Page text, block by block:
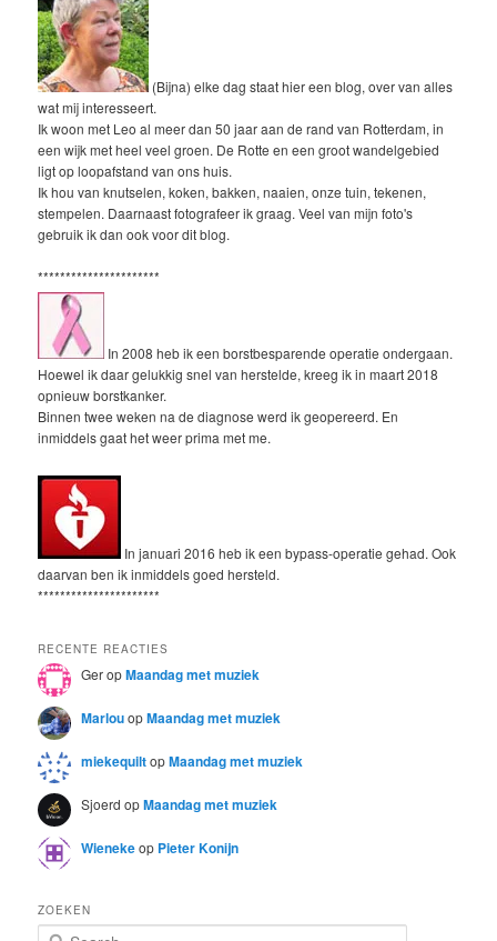
(Bijna) elke dag staat hier een blog, over van alles
wat mij interesseert.
Ik woon met Leo al meer dan 50 jaar aan de rand van Rotterdam, in
een wijk met heel veel groen. De Rotte en een groot wandelgebied
ligt op loopafstand van ons huis.
Ik hou van knutselen, koken, bakken, naaien, onze tuin, tekenen,
stempelen. Daarnaast fotografeer ik graag. Veel van mijn foto's
gebruik ik dan ook voor dit blog.
**********************
In 2008 heb ik een borstbesparende operatie ondergaan.
Hoewel ik daar gelukkig snel van herstelde, kreeg ik in maart 2018
opnieuw borstkanker.
Binnen twee weken na de diagnose werd ik geopereerd. En
inmiddels gaat het weer prima met me.
In januari 2016 heb ik een bypass-operatie gehad. Ook
daarvan ben ik inmiddels goed hersteld.
**********************
RECENTE REACTIES
GeropMaandag met muziek
MarlouopMaandag met muziek
miekequiltopMaandag met muziek
Sjoerd opMaandag met muziek
Wienekeop Pieter Konijn
ZOEKEN